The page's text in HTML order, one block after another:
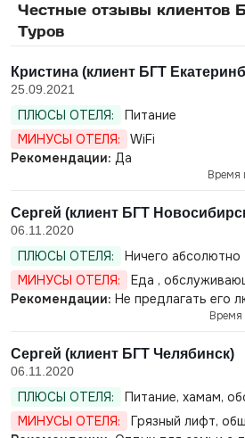
Честные отзывы клиентов
Туров
Кристина (клиент БГТ
25.09.2021
ПЛЮСЫ ОТЕЛЯ:
Питание
МИНУСЫ ОТЕЛЯ:
WiFi
Рекомендации: Да
Время
Сергей (клиент БГТ
06.11.2020
ПЛЮСЫ ОТЕЛЯ:
Ничего абсолютно
МИНУСЫ ОТЕЛЯ:
Еда ,
Рекомендации: Не предлагать его
Время
Сергей (клиент БГТ Челябинск)
06.11.2020
ПЛЮСЫ ОТЕЛЯ:
Питание, хамам,
МИНУСЫ ОТЕЛЯ:
Грязный лифт,